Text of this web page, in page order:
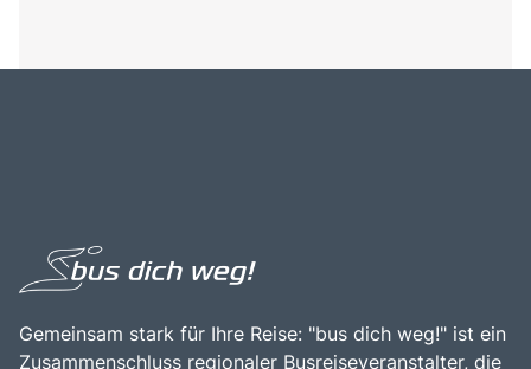
Gemeinsam stark für Ihre Reise: "bus dich weg!" ist ein
Zusammenschluss regionaler Busreiseveranstalter, die